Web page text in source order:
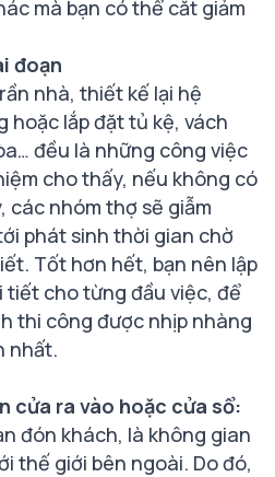
mà bạn có thể cắt giảm
đoạn
nhà, thiết kế lại hệ
hoặc lắp đặt tủ kệ, vách
đều là những công việc
cho thấy, nếu không có
các nhóm thợ sẽ giẫm
phát sinh thời gian chờ
Tốt hơn hết, bạn nên lập
tiết cho từng đầu việc, để
thi công được nhịp nhàng
nhất.
cửa ra vào hoặc cửa sổ:
đón khách, là không gian
thế giới bên ngoài. Do đó,